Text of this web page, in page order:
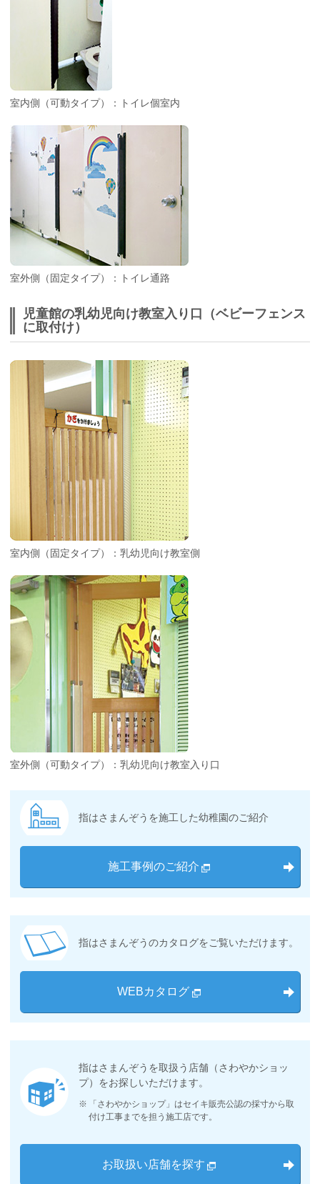
室内側（可動タイプ）：トイレ個室内
室外側（固定タイプ）：トイレ通路
児童館の乳幼児向け教室入り口（ベビーフェンス
に取付け）
室内側（固定タイプ）：乳幼児向け教室側
室外側（可動タイプ）：乳幼児向け教室入り口
指はさまんぞうを施工した幼稚園のご紹介
施工事例のご紹介
指はさまんぞうのカタログをご覧いただけます。
WEBカタログ
指はさまんぞうを取扱う店舗（さわやかショッ
プ）をお探しいただけます。
※
「さわやかショップ」はセイキ販売公認の採寸から取
付け工事までを担う施工店です。
お取扱い店舗を探す